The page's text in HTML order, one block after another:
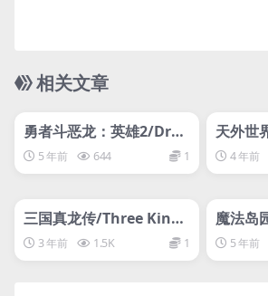
相关文章
网盘下载游戏
勇者斗恶龙：英雄2/Drag
on Quest: Heroes 2
5 年前 644 1
天外世
4 年前
网盘下载游戏
三国真龙传/Three Kingd
oms True Dragon
3 年前 1.5K 1
魔法岛
a 5 年前